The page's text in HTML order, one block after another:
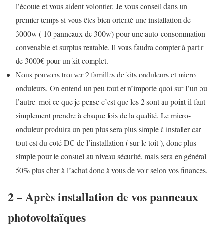
l’écoute et vous aident volontier. Je vous conseil dans un
premier temps si vous êtes bien orienté une installation de
3000w ( 10 panneaux de 300w) pour une auto-consommation
convenable et surplus rentable. Il vous faudra compter à partir
de 3000€ pour un kit complet.
Nous pouvons trouver 2 familles de kits onduleurs et micro-
onduleurs. On entend un peu tout et n’importe quoi sur l’un ou
l’autre, moi ce que je pense c’est que les 2 sont au point il faut
simplement prendre à chaque fois de la qualité. Le micro-
onduleur produira un peu plus sera plus simple à installer car
tout est du coté DC de l’installation ( sur le toit ), donc plus
simple pour le consuel au niveau sécurité, mais sera en général
50% plus cher à l’achat donc à vous de voir selon vos finances.
2 – Après installation de vos panneaux
photovoltaïques